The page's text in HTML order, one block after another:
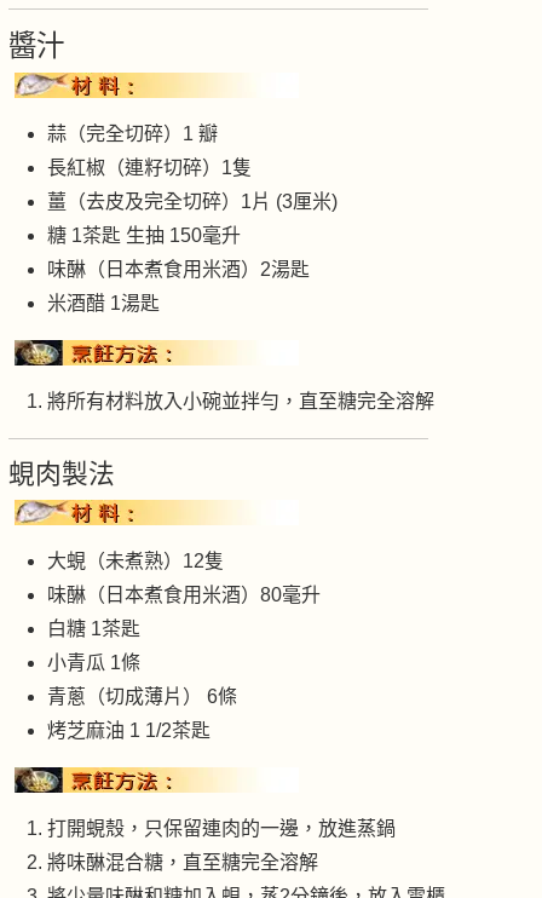
醬汁
蒜（完全切碎）1 瓣
長紅椒（連籽切碎）1隻
薑（去皮及完全切碎）1片 (3厘米)
糖 1茶匙 生抽 150毫升
味醂（日本煮食用米酒）2湯匙
米酒醋 1湯匙
將所有材料放入小碗並拌勻，直至糖完全溶解
蜆肉製法
大蜆（未煮熟）12隻
味醂（日本煮食用米酒）80毫升
白糖 1茶匙
小青瓜 1條
青蔥（切成薄片） 6條
烤芝麻油 1 1/2茶匙
打開蜆殼，只保留連肉的一邊，放進蒸鍋
將味醂混合糖，直至糖完全溶解